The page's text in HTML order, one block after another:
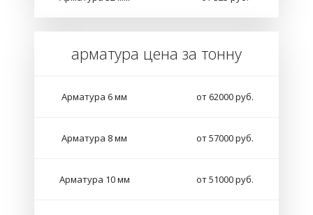
арматура цена за тонну
Арматура 6 мм от 62000 руб.
Арматура 8 мм от 57000 руб.
Арматура 10 мм от 51000 руб.